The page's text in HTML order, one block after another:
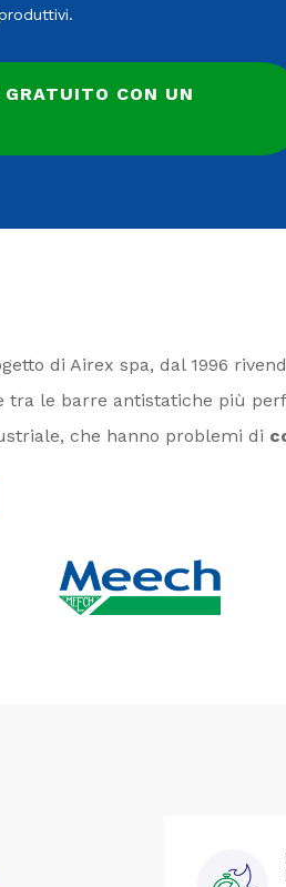
CON UN
di Airex spa, dal 1996
tra le barre antistatiche più
che hanno problemi di